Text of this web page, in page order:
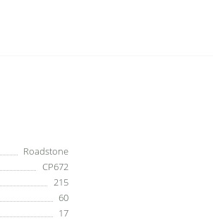
Roadstone
CP672
215
60
17